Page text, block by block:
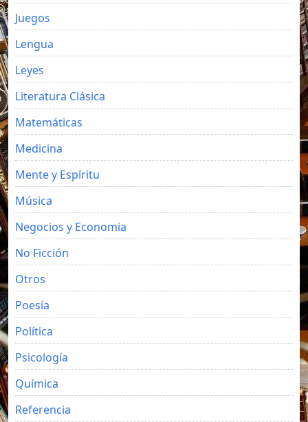
Juegos
Lengua
Leyes
Literatura Clásica
Matemáticas
Medicina
Mente y Espíritu
Música
Negocios y Economia
No Ficción
Otros
Poesía
Política
Psicología
Química
Referencia